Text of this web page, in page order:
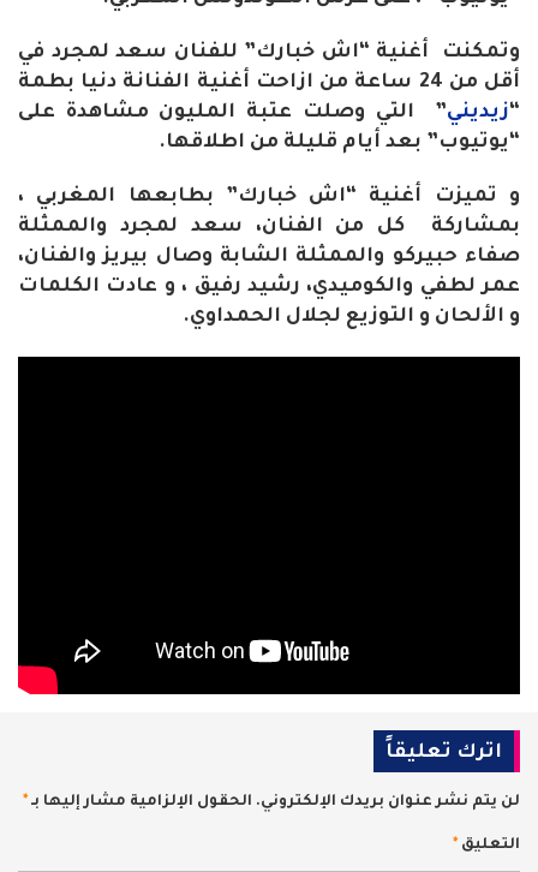
وتمكنت أغنية “اش خبارك” للفنان سعد لمجرد في
أقل من 24 ساعة من ازاحت أغنية الفنانة دنيا بطمة
“زيديني” التي وصلت عتبة المليون مشاهدة على
“يوتيوب” بعد أيام قليلة من اطلاقها.
و تميزت أغنية “اش خبارك” بطابعها المغربي ،
بمشاركة كل من الفنان، سعد لمجرد والممثلة
صفاء حبيركو والممثلة الشابة وصال بيريز والفنان،
عمر لطفي والكوميدي، رشيد رفيق ، و عادت الكلمات
و الألحان و التوزيع لجلال الحمداوي.
اترك تعليقاً
لن يتم نشر عنوان بريدك الإلكتروني. الحقول الإلزامية مشار إليها بـ*
التعليق*